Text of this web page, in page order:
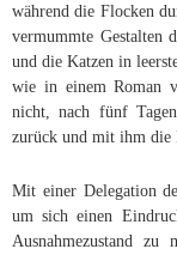
während die Flocken
vermummte Gestalten
und die Katzen in
wie in einem Roman
nicht, nach fünf
zurück und mit ihm die
Mit einer Delegation
um sich einen
Ausnahmezustand